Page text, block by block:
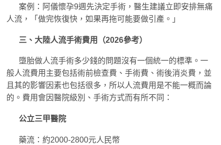
案例：阿儀懷孕9週先決定手術，醫生建議立即安排無痛
人流，「做完恢復快，如果再拖可能要做引產。」
三、大陸人流手術費用（2026參考）
墮胎做人流手術多少錢的問題沒有一個統一的標準。一
般人流費用主要包括術前檢查費、手術費、術後消炎費，並
且其的影響因素也包括很多，所以人流費用是不能一概而論
的。費用會因醫院級別、手術方式而有所不同：
公立三甲醫院
藥流：約2000-2800元人民幣